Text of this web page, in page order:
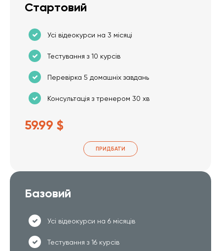
Стартовий
Усі відеокурси на 3 місяці
Тестування з 10 курсів
Перевірка 5 домашніх завдань
Консультація з тренером 30 хв
59.99 $
ПРИДБАТИ
Базовий
Усі відеокурси на 6 місяців
Тестування з 16 курсів